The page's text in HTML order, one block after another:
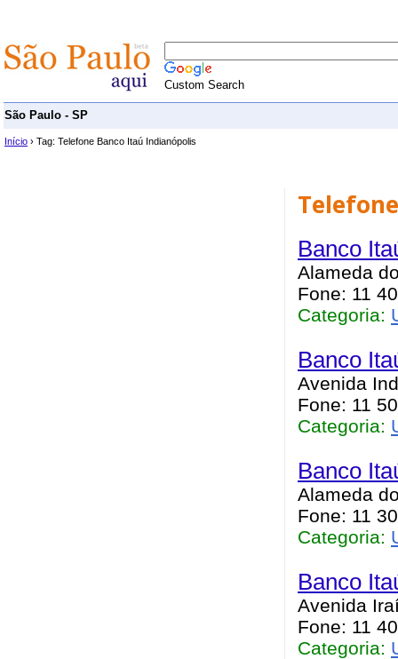
Custom Search
São Paulo - SP
Início › Tag: Telefone Banco Itaú Indianópolis
Banco
Alameda
Fone: 11
Categoria:
Banco
Avenida
Fone: 11
Categoria:
Banco
Alameda
Fone: 11
Categoria:
Banco
Avenida
Fone: 11
Categoria: